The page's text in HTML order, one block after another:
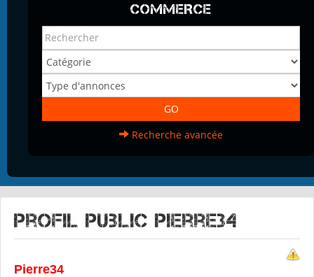
COMMERCE
Recherche avancée
Profil public Pierre34
Pierre34